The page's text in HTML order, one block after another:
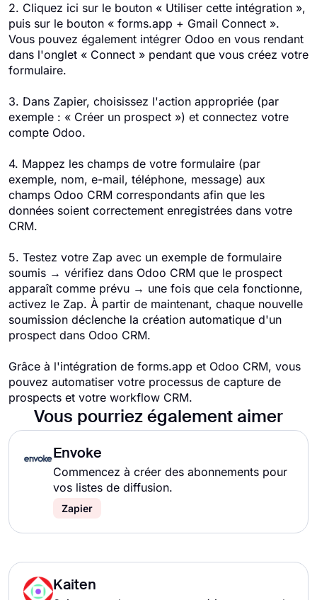
2. Cliquez ici sur le bouton « Utiliser cette intégration »,
puis sur le bouton « forms.app + Gmail Connect ».
Vous pouvez également intégrer Odoo en vous rendant
dans l'onglet « Connect » pendant que vous créez votre
formulaire.
3. Dans Zapier, choisissez l'action appropriée (par
exemple : « Créer un prospect ») et connectez votre
compte Odoo.
4. Mappez les champs de votre formulaire (par
exemple, nom, e-mail, téléphone, message) aux
champs Odoo CRM correspondants afin que les
données soient correctement enregistrées dans votre
CRM.
5. Testez votre Zap avec un exemple de formulaire
soumis → vérifiez dans Odoo CRM que le prospect
apparaît comme prévu → une fois que cela fonctionne,
activez le Zap. À partir de maintenant, chaque nouvelle
soumission déclenche la création automatique d'un
prospect dans Odoo CRM.
Grâce à l'intégration de forms.app et Odoo CRM, vous
pouvez automatiser votre processus de capture de
prospects et votre workflow CRM.
Vous pourriez également aimer
Envoke
Commencez à créer des abonnements pour
vos listes de diffusion.
Zapier
Kaiten